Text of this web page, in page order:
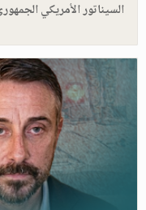
السيناتور الأمريكي